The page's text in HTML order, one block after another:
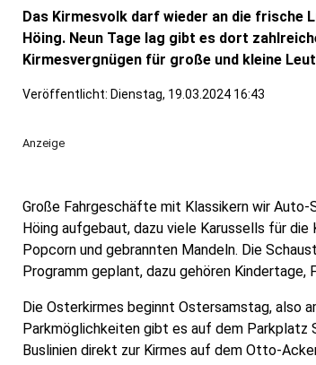
Das Kirmesvolk darf wieder an die
Höing. Neun Tage lag gibt es dort
Kirmesvergnügen für große und kleine
Veröffentlicht: Dienstag, 19.03.2024 16:43
Anzeige
Große Fahrgeschäfte mit Klassikern wir
Höing aufgebaut, dazu viele Karussells für
Popcorn und gebrannten Mandeln. Die
Programm geplant, dazu gehören
Die Osterkirmes beginnt Ostersamstag, also
Parkmöglichkeiten gibt es auf dem Parkplatz
Buslinien direkt zur Kirmes auf dem Otto-